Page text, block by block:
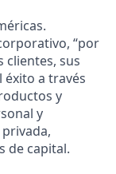
“por
clientes, sus
éxito a través
y
y
de capital.